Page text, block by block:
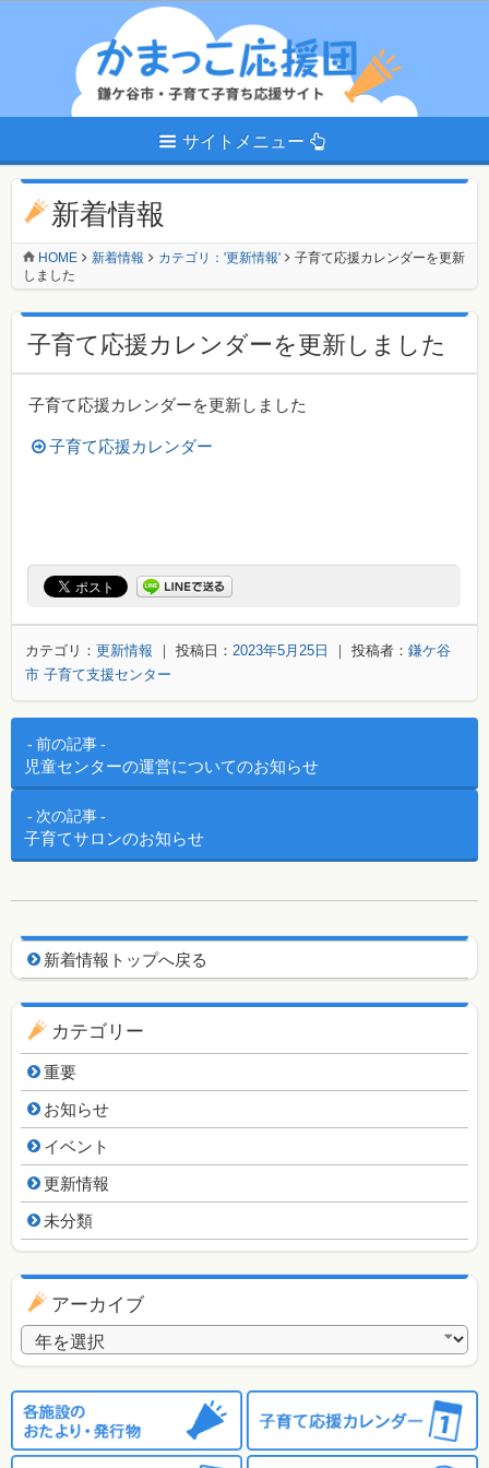
サイトメニュー
新着情報
HOME 新着情報 カテゴリ：'更新情報'
子育て応援カレンダーを更新
しました
子育て応援カレンダーを更新しました
子育て応援カレンダーを更新しました
子育て応援カレンダー
カテゴリ： 更新情報 ｜ 投稿日： 2023年5月25日 ｜ 投稿者： 鎌ケ谷
市 子育て支援センター
投稿ナビゲーション
前の記事
児童センターの運営についてのお知らせ
次の記事
子育てサロンのお知らせ
新着情報用ナビゲーション
新着情報トップへ戻る
カテゴリー
重要
お知らせ
イベント
更新情報
未分類
アーカイブ
アーカイブ